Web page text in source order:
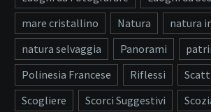
mare cristallino
Natura
natura
natura selvaggia
Panorami
Polinesia Francese
Riflessi
Scogliere
Scorci Suggestivi